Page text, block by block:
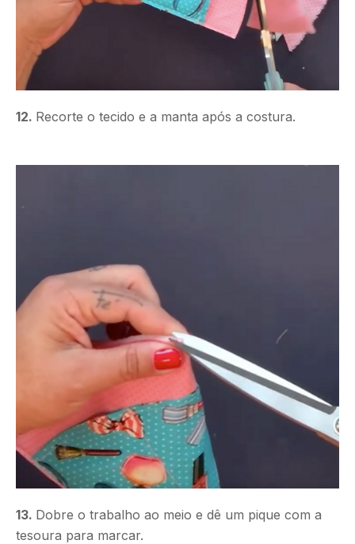
12. Recorte o tecido e a manta após a costura.
13. Dobre o trabalho ao meio e dê um pique com a
tesoura para marcar.